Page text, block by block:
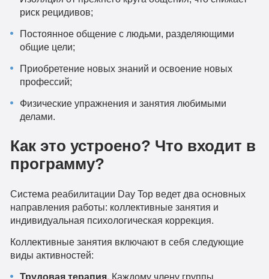
риск рецидивов;
Постоянное общение с людьми, разделяющими
общие цели;
Приобретение новых знаний и освоение новых
профессий;
Физические упражнения и занятия любимыми
делами.
Как это устроено? Что входит в
программу?
Система реабилитации Day Top ведет два основных
направления работы: коллективные занятия и
индивидуальная психологическая коррекция.
Коллективные занятия включают в себя следующие
виды активностей:
Трудовая терапия. Каждому члену группы